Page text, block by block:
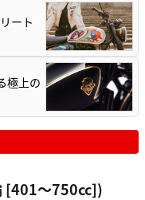
ート
極上の
[401〜750cc])